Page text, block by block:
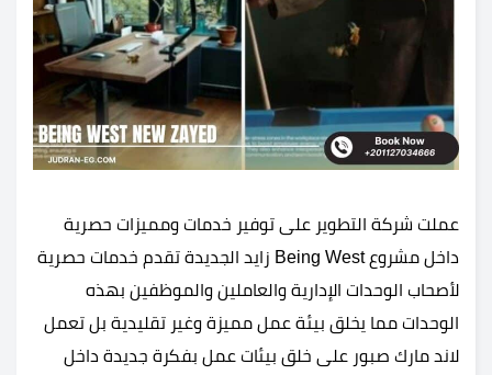
عملت شركة التطوير على توفير خدمات ومميزات حصرية
داخل مشروع Being West زايد الجديدة تقدم خدمات حصرية
لأصحاب الوحدات الإدارية والعاملين والموظفين بهذه
الوحدات مما يخلق بيئة عمل مميزة وغير تقليدية بل تعمل
لاند مارك صبور على خلق بيئات عمل بفكرة جديدة داخل